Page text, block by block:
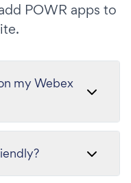
POWR apps to
my Webex